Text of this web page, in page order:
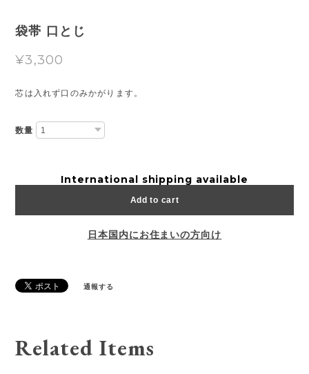
袋帯 口とじ
¥3,300
芯は入れず口のみかがります。
数量
International shipping available
Add to cart
日本国内にお住まいの方向け
通報する
Related Items